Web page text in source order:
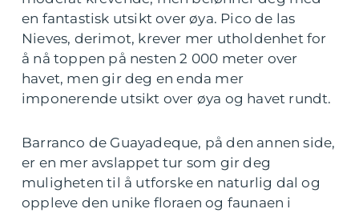
en fantastisk utsikt over øya. Pico de las
Nieves, derimot, krever mer utholdenhet for
å nå toppen på nesten 2 000 meter over
havet, men gir deg en enda mer
imponerende utsikt over øya og havet rundt.
Barranco de Guayadeque, på den annen side,
er en mer avslappet tur som gir deg
muligheten til å utforske en naturlig dal og
oppleve den unike floraen og faunaen i